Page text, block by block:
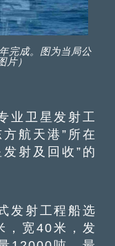
完成。图为当局公
片）
卫星发射工
航天港”所在
射及回收”的
射工程船选
，宽40米，发